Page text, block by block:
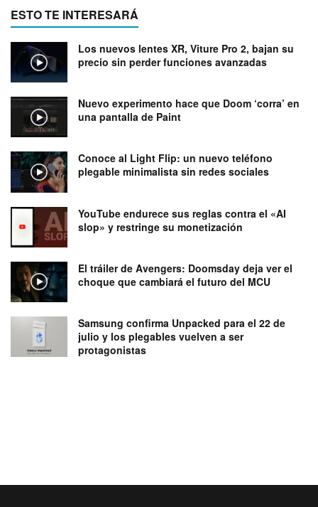
ESTO TE INTERESARÁ
Los nuevos lentes XR, Viture Pro 2, bajan su
precio sin perder funciones avanzadas
Nuevo experimento hace que Doom ‘corra’ en
una pantalla de Paint
Conoce al Light Flip: un nuevo teléfono
plegable minimalista sin redes sociales
YouTube endurece sus reglas contra el «AI
slop» y restringe su monetización
El tráiler de Avengers: Doomsday deja ver el
choque que cambiará el futuro del MCU
Samsung confirma Unpacked para el 22 de
julio y los plegables vuelven a ser
protagonistas